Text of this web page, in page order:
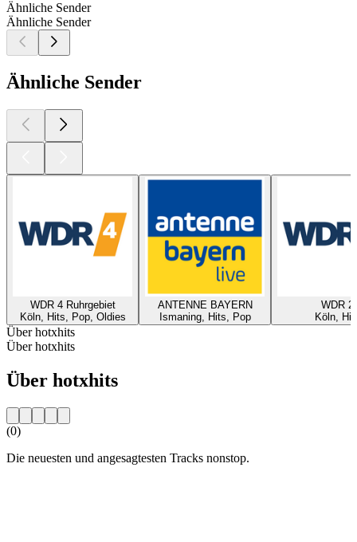
Ähnliche Sender
Ähnliche Sender
Ähnliche Sender
WDR 4 Ruhrgebiet
Köln, Hits, Pop, Oldies
ANTENNE BAYERN
Ismaning, Hits, Pop
WDR 2
Köln,
Über hotxhits
Über hotxhits
Über hotxhits
(0)
Die neuesten und angesagtesten Tracks nonstop.